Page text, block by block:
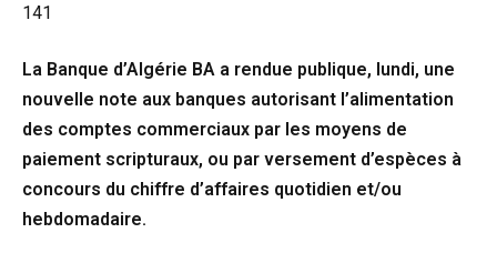
141
La Banque d’Algérie BA a rendue publique, lundi, une
nouvelle note aux banques autorisant l’alimentation
des comptes commerciaux par les moyens de
paiement scripturaux, ou par versement d’espèces à
concours du chiffre d’affaires quotidien et/ou
hebdomadaire.